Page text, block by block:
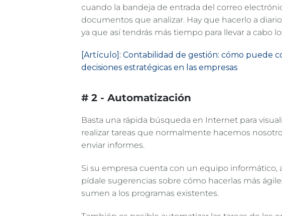
cuando la bandeja de entrada del correo
documentos que analizar. Hay que hacerlo a
ya que así tendrás más tiempo para llevar a cabo
[Artículo]: Contabilidad de gestión: cómo puede
decisiones estratégicas en las empresas
# 2 - Automatización
Basta una rápida búsqueda en Internet para
realizar tareas que normalmente hacemos
enviar informes.
Si su empresa cuenta con un equipo informático,
pídale sugerencias sobre cómo hacerlas más
sumen a los programas existentes.